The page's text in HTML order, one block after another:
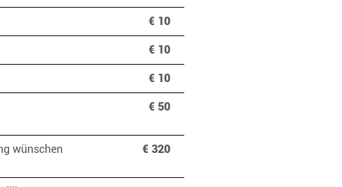
€ 10
€ 10
€ 10
€ 50
€ 320
wünschen